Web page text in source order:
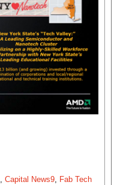
,Capital News9, Fab Tech